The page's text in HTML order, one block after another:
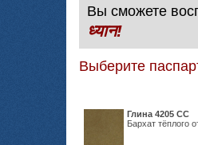
Вы сможете
ध्यान!
Выберите
Глина 4205 СС
Бархат тёплого